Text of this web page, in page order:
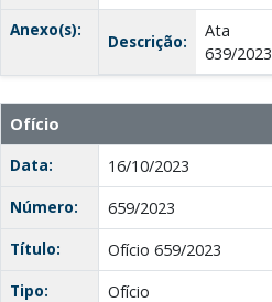
Anexo(s):
Descrição:
Ata
639/2023
Ofício
Data:
16/10/2023
Número:
659/2023
Título:
Ofício 659/2023
Tipo:
Ofício